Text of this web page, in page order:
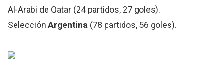
Al-Arabi de Qatar (24 partidos, 27 goles).
Selección Argentina (78 partidos, 56 goles).